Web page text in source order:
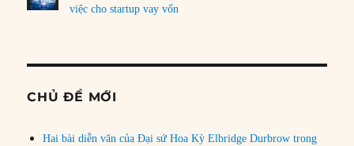
việc cho startup vay vốn
CHỦ ĐỀ MỚI
Hai bài diễn văn của Đại sứ Hoa Kỳ Elbridge Durbrow trong